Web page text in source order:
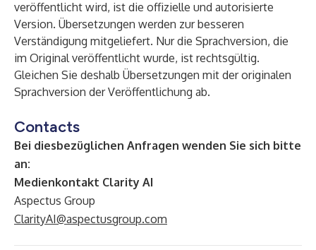
veröffentlicht wird, ist die offizielle und autorisierte
Version. Übersetzungen werden zur besseren
Verständigung mitgeliefert. Nur die Sprachversion, die
im Original veröffentlicht wurde, ist rechtsgültig.
Gleichen Sie deshalb Übersetzungen mit der originalen
Sprachversion der Veröffentlichung ab.
Contacts
Bei diesbezüglichen Anfragen wenden Sie sich bitte
an:
Medienkontakt Clarity AI
Aspectus Group
ClarityAI@aspectusgroup.com